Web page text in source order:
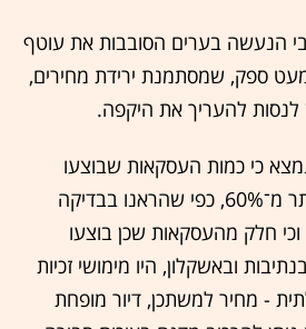
הנעשה בערים הסובבות את עוטף
ספק, שמסתמנת ירידת מחירים,
לנסות להעריך את היקפה.
כי כמות העסקאות שבוצעו
בערים הללו פחתה ביותר מ־60%, כפי שהראנו בבדיקה
חלק מהעסקאות שכן בוצעו
ובאשקלון, היו מימושי זכיות
- מחיר למשתכן, דיור מופחת